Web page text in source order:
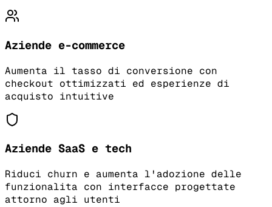
Aziende e-commerce
Aumenta il tasso di conversione con
checkout ottimizzati ed esperienze di
acquisto intuitive
Aziende SaaS e tech
Riduci churn e aumenta l'adozione delle
funzionalita con interfacce progettate
attorno agli utenti